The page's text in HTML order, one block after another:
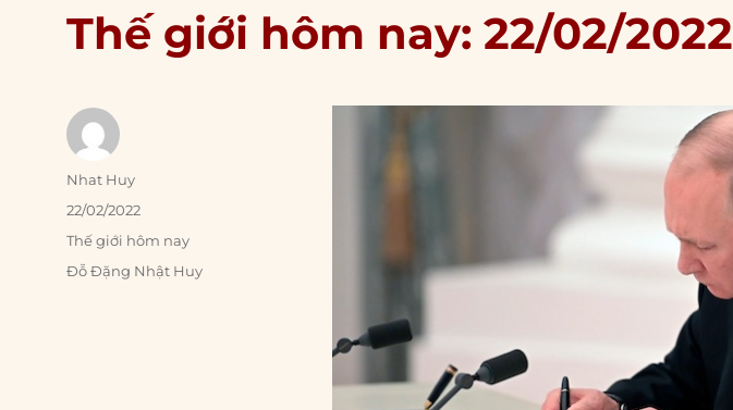
Thế giới hôm nay: 22/02/2022
Author
Nhat Huy
Posted
on
22/02/2022
Categories
Thế giới hôm nay
Tags
Đỗ Đặng Nhật Huy